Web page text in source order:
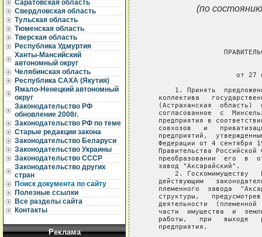
Саратовская область
Свердловская область
Тульская область
Тюменская область
Тверская область
Республика Удмуртия
Ханты-Мансийский
автономный округ
Челябинская область
Республика САХА (Якутия)
Ямало-Ненецкий автономный
округ
Законодательство РФ
обновление 2008г.
Законодательство РФ по теме
Старые редакции закона
Законодательство Беларуси
Законодательство Украины
Законодательство СССР
Законодательство других
стран
Поиск документа по сайту
Полезные ссылки
Все разделы сайта
Контакты
Реклама
(по
от 27
1. Принять
коллектива
(Астраханская  область)
согласованное  с
предприятия в
совхозов   и
предприятий,
Федерации от 4 сентября
Правительства Российской
преобразовании  его  в
   завод "Аксарайский".
2. Госкомимуществу
действующим
племенного  завода
структуры,
деятельности  (племенной
части  имущества  и
работы,   при   выходе
   предприятия.